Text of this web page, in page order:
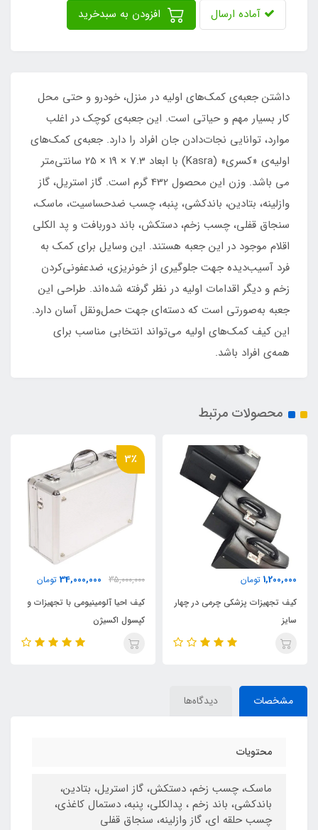
آماده ارسال
داشتن جعبه‌ی کمک‌های اولیه در منزل، خودرو و حتی محل
کار بسیار مهم و حیاتی است. این جعبه‌ی کوچک در اغلب
موارد، توانایی نجات‌دادن جان افراد را دارد. جعبه‌ی کمک‌های
اولیه‌ی «کسری» (Kasra) با ابعاد 7.3 × 19 × 25 سانتی‌متر
می باشد. وزن این محصول 432 گرم است. گاز استریل، گاز
وازلینه، بتادین، باندکشی، پنبه، چسب ضدحساسیت، ماسک،
سنجاق قفلی، چسب زخم، دستکش، باند دوربافت و پد الکلی
اقلام موجود در این جعبه هستند. این وسایل برای کمک به
فرد آسیب‌دیده جهت جلوگیری از خونریزی، ضدعفونی‌کردن
زخم و دیگر اقدامات اولیه در نظر گرفته شده‌اند. طراحی این
جعبه به‌صورتی است که دسته‌ای جهت حمل‌ونقل آسان دارد.
این کیف کمک‌های اولیه می‌تواند انتخابی مناسب برای
همه‌ی افراد باشد.
محصولات مرتبط
1,200,000 تومان
کیف تجهیزات پزشکی چرمی در چهار
سایز
3٪
35,000,000
34,000,000 تومان
کیف احیا آلومینیومی‌ با تجهیزات و
کپسول اکسیژن
مشخصات دیدگاه‌ها
محتویات
ماسک، چسب زخم، دستکش، گاز استریل، بتادین،
باندکشی، باند زخم ، پدالکلی، پنبه، دستمال کاغذی،
چسب حلقه ای، گاز وازلینه، سنجاق قفلی